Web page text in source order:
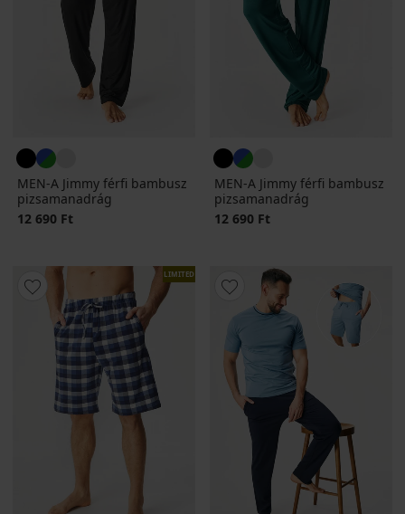
MEN-A Jimmy férfi bambusz
pizsamanadrág
12 690 Ft
MEN-A Jimmy férfi bambusz
pizsamanadrág
12 690 Ft
LIMITED